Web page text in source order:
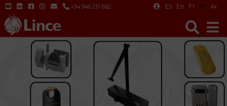
+34 946 231 682 Es En Fr Pt Ar